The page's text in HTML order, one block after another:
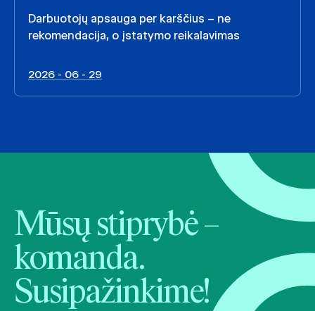
Darbuotojų apsauga per karščius – ne
rekomendacija, o įstatymo reikalavimas
2026 - 06 - 29
Mūsų stiprybė –
komanda.
Susipažinkime!